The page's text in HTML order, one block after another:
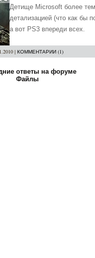
Детище Microsoft более
детализацией (что как бы
а вот PS3 впереди всех.
| КОММЕНТАРИИ (1)
ответы на форуме
Файлы